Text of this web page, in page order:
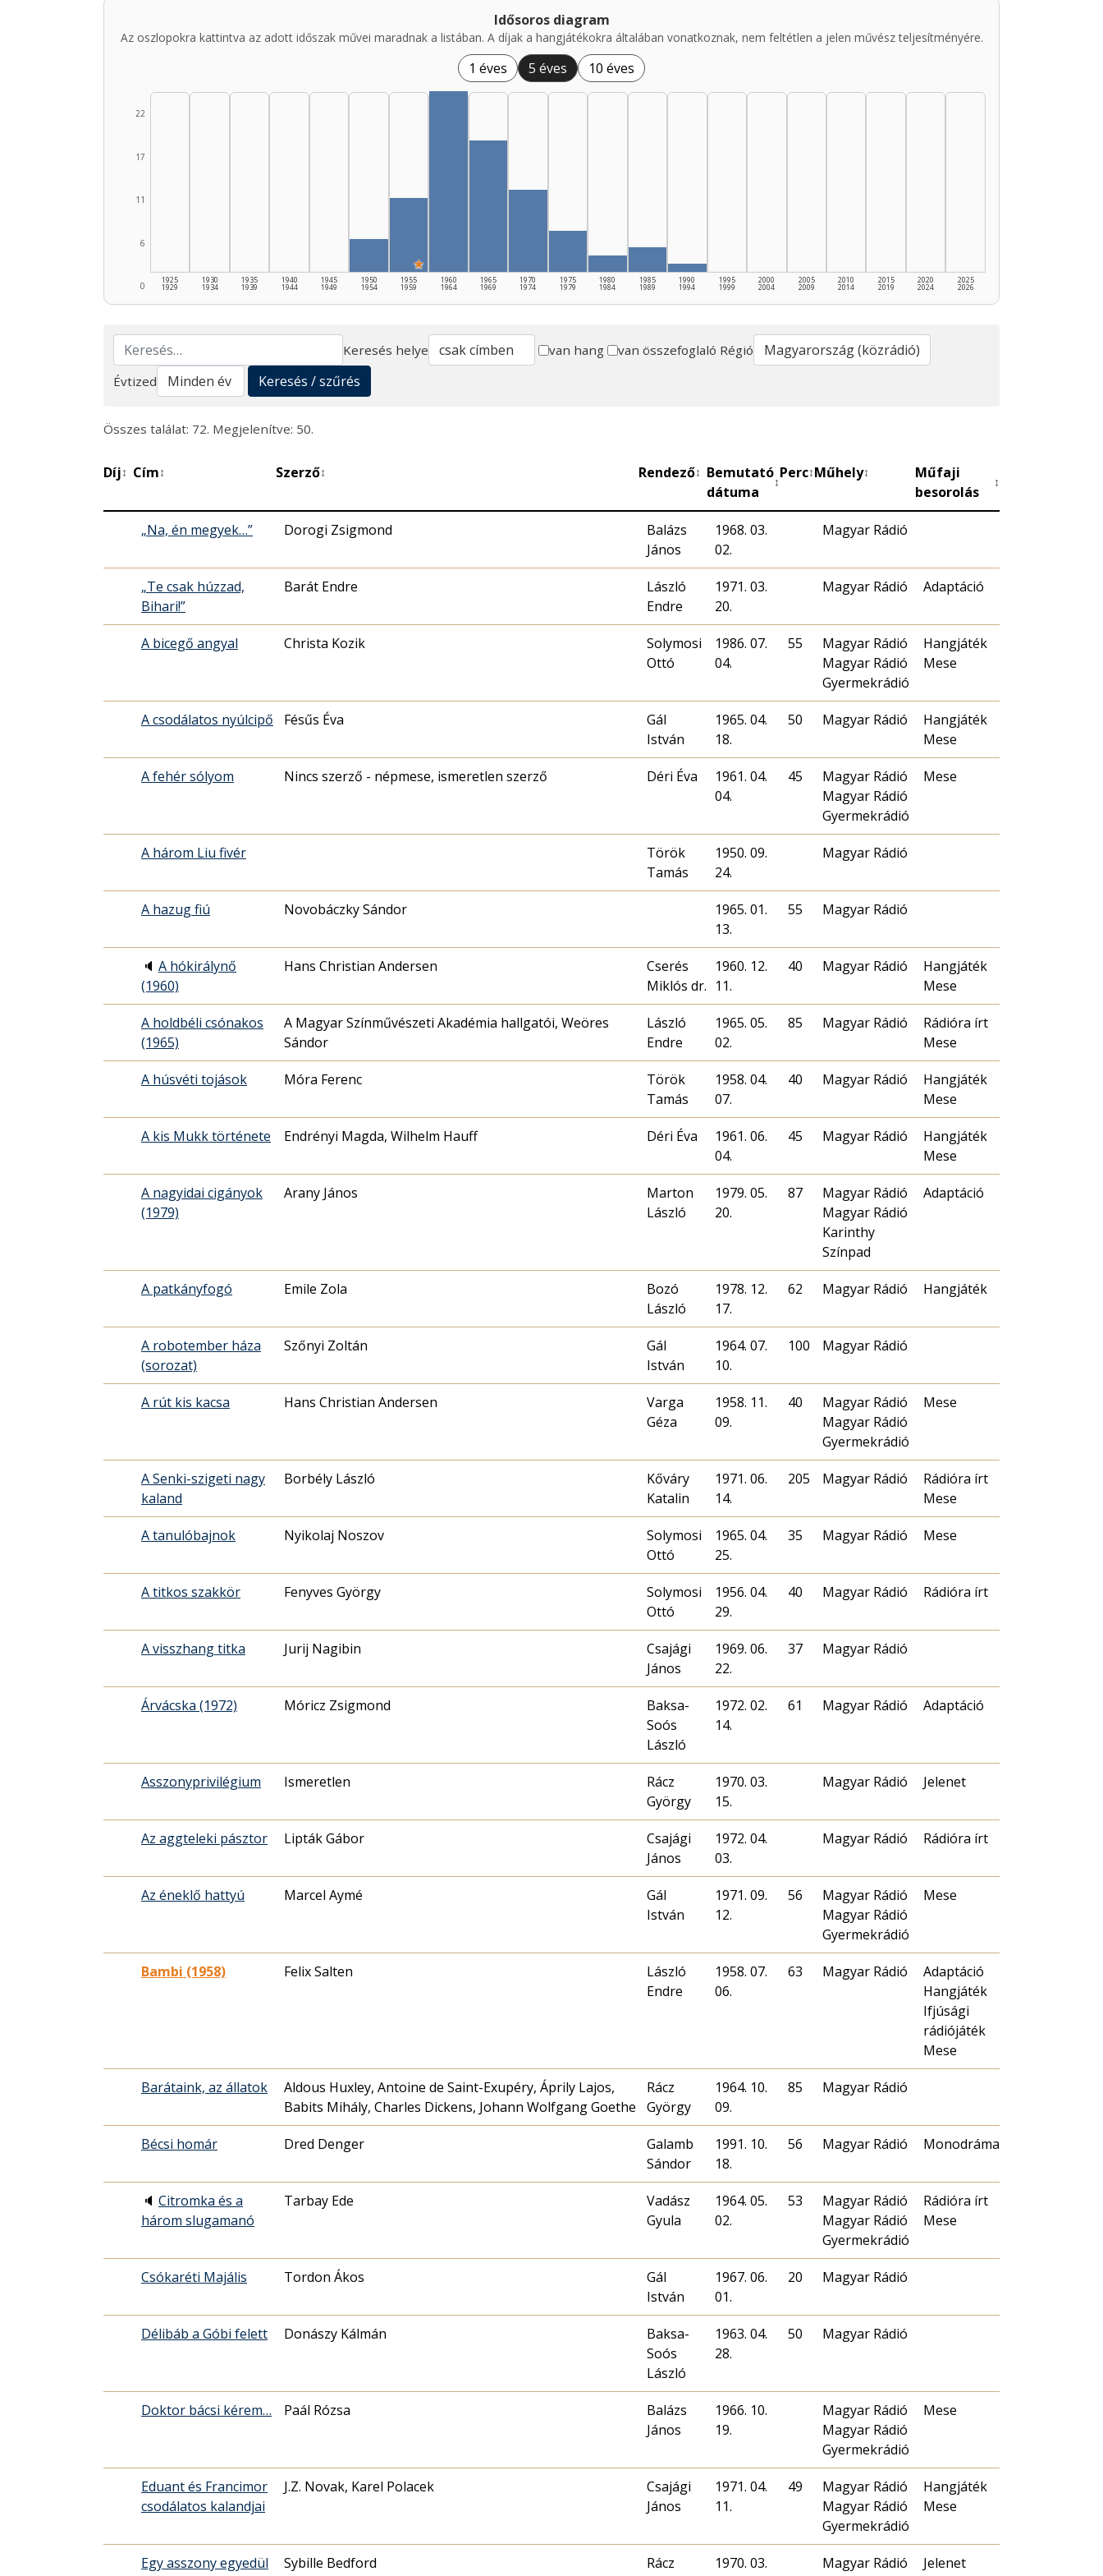
Idősoros diagram
Az oszlopokra kattintva az adott időszak művei maradnak a listában. A díjak a hangjátékokra általában vonatkoznak, nem feltétlen a jelen művész teljesítményére.
1 éves 5 éves 10 éves
0
6
11
17
22
1925
1929
1930
1934
1935
1939
1940
1944
1945
1949
1950
1954
★
1955
1959
1960
1964
1965
1969
1970
1974
1975
1979
1980
1984
1985
1989
1990
1994
1995
1999
2000
2004
2005
2009
2010
2014
2015
2019
2020
2024
2025
2026
Keresés
Keresés helye van hang van összefoglaló Régió
Évtized
Keresés / szűrés
Összes találat: 72. Megjelenítve: 50.
Díj↕ Cím↕ Szerző↕ Rendező↕ Bemutató
dátuma
↕
Perc↕Műhely↕
Műfaji
besorolás
↕
„Na, én megyek…” Dorogi Zsigmond
Balázs
János
1968. 03.
02.
Magyar Rádió
„Te csak húzzad,
Bihari!”
Barát Endre
László
Endre
1971. 03.
20.
Magyar Rádió Adaptáció
A bicegő angyal Christa Kozik
Solymosi
Ottó
1986. 07.
04.
55
Magyar Rádió
Magyar Rádió
Gyermekrádió
Hangjáték
Mese
A csodálatos nyúlcipő Fésűs Éva
Gál
István
1965. 04.
18.
50 Magyar Rádió
Hangjáték
Mese
A fehér sólyom Nincs szerző - népmese, ismeretlen szerző Déri Éva
1961. 04.
04.
45
Magyar Rádió
Magyar Rádió
Gyermekrádió
Mese
A három Liu fivér
Török
Tamás
1950. 09.
24.
Magyar Rádió
A hazug fiú Novobáczky Sándor
1965. 01.
13.
55 Magyar Rádió
🔈 A hókirálynő
(1960)
Hans Christian Andersen
Cserés
Miklós dr.
1960. 12.
11.
40 Magyar Rádió
Hangjáték
Mese
A holdbéli csónakos
(1965)
A Magyar Színművészeti Akadémia hallgatói, Weöres
Sándor
László
Endre
1965. 05.
02.
85 Magyar Rádió
Rádióra írt
Mese
A húsvéti tojások Móra Ferenc
Török
Tamás
1958. 04.
07.
40 Magyar Rádió
Hangjáték
Mese
A kis Mukk története Endrényi Magda, Wilhelm Hauff Déri Éva
1961. 06.
04.
45 Magyar Rádió
Hangjáték
Mese
A nagyidai cigányok
(1979)
Arany János
Marton
László
1979. 05.
20.
87
Magyar Rádió
Magyar Rádió
Karinthy
Színpad
Adaptáció
A patkányfogó Emile Zola
Bozó
László
1978. 12.
17.
62 Magyar Rádió Hangjáték
A robotember háza
(sorozat)
Szőnyi Zoltán
Gál
István
1964. 07.
10.
100 Magyar Rádió
A rút kis kacsa Hans Christian Andersen
Varga
Géza
1958. 11.
09.
40
Magyar Rádió
Magyar Rádió
Gyermekrádió
Mese
A Senki-szigeti nagy
kaland
Borbély László
Kőváry
Katalin
1971. 06.
14.
205 Magyar Rádió
Rádióra írt
Mese
A tanulóbajnok Nyikolaj Noszov
Solymosi
Ottó
1965. 04.
25.
35 Magyar Rádió Mese
A titkos szakkör Fenyves György
Solymosi
Ottó
1956. 04.
29.
40 Magyar Rádió Rádióra írt
A visszhang titka Jurij Nagibin
Csajági
János
1969. 06.
22.
37 Magyar Rádió
Árvácska (1972) Móricz Zsigmond
Baksa-
Soós
László
1972. 02.
14.
61 Magyar Rádió Adaptáció
Asszonyprivilégium Ismeretlen
Rácz
György
1970. 03.
15.
Magyar Rádió Jelenet
Az aggteleki pásztor Lipták Gábor
Csajági
János
1972. 04.
03.
Magyar Rádió Rádióra írt
Az éneklő hattyú Marcel Aymé
Gál
István
1971. 09.
12.
56
Magyar Rádió
Magyar Rádió
Gyermekrádió
Mese
Bambi (1958) Felix Salten
László
Endre
1958. 07.
06.
63 Magyar Rádió
Adaptáció
Hangjáték
Ifjúsági
rádiójáték
Mese
Barátaink, az állatok
Aldous Huxley, Antoine de Saint-Exupéry, Áprily Lajos,
Babits Mihály, Charles Dickens, Johann Wolfgang Goethe
Rácz
György
1964. 10.
09.
85 Magyar Rádió
Bécsi homár Dred Denger
Galamb
Sándor
1991. 10.
18.
56 Magyar Rádió Monodráma
🔈 Citromka és a
három slugamanó
Tarbay Ede
Vadász
Gyula
1964. 05.
02.
53
Magyar Rádió
Magyar Rádió
Gyermekrádió
Rádióra írt
Mese
Csókaréti Majális Tordon Ákos
Gál
István
1967. 06.
01.
20 Magyar Rádió
Délibáb a Góbi felett Donászy Kálmán
Baksa-
Soós
László
1963. 04.
28.
50 Magyar Rádió
Doktor bácsi kérem… Paál Rózsa
Balázs
János
1966. 10.
19.
Magyar Rádió
Magyar Rádió
Gyermekrádió
Mese
Eduant és Francimor
csodálatos kalandjai
J.Z. Novak, Karel Polacek
Csajági
János
1971. 04.
11.
49
Magyar Rádió
Magyar Rádió
Gyermekrádió
Hangjáték
Mese
Egy asszony egyedül Sybille Bedford
Rácz
1970. 03.
Magyar Rádió Jelenet